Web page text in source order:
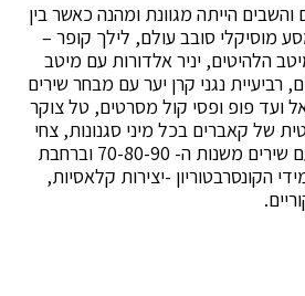
הייתה מגוונת ומהנה כאשר בין
מוסיקלי סובב עולם, לילך קופר –
הלהיטים, יניר אלדורות עם מיטב
נגני קרן יער עם מבחר שירים
ועד פופ ופסי קול מסרטים, טל צוקר
של קאברים בכל מיני סגנונות, צחי
פודור בחגיגה ישראלית עם שירים משנות ה- 70-80-90 וברחבת
הקונסרבטוריון -יצירות קלאסיות,